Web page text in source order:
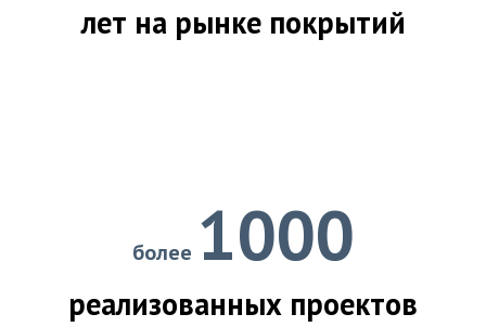
лет на рынке покрытий
более 1000
реализованных проектов